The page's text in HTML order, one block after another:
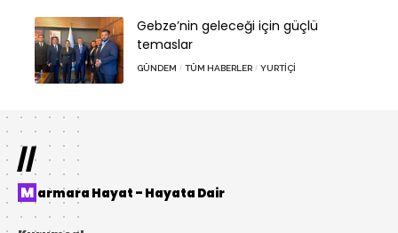
Gebze’nin geleceği için güçlü
temaslar
GÜNDEM TÜM HABERLER YURTIÇI
//
Marmara Hayat – Hayata Dair